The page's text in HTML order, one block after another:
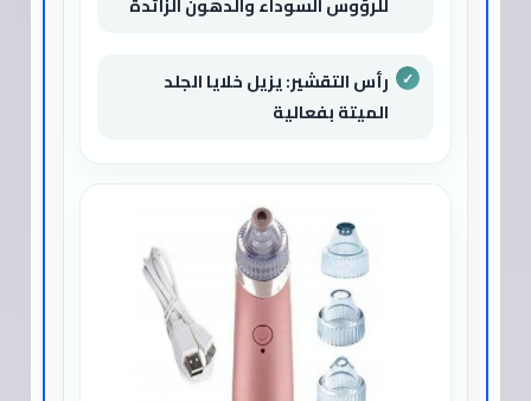
رأس التقشير: يزيل خلايا الجلد
الميتة بفعالية